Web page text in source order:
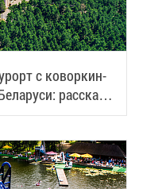
с ко­вор­кин­
рас­ска­